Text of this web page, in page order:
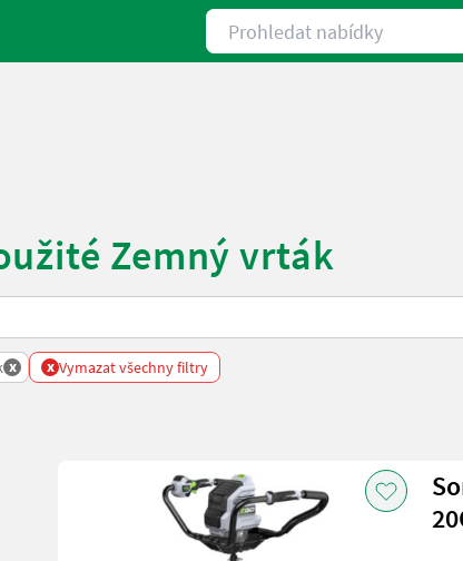
Prohledat nabídky
Zemný vrták
x x Vymazat všechny filtry